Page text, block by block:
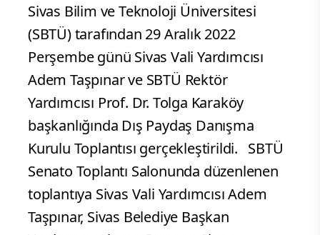
Sivas Bilim ve Teknoloji Üniversitesi
(SBTÜ) tarafından 29 Aralık 2022
Perşembe günü Sivas Vali Yardımcısı
Adem Taşpınar ve SBTÜ Rektör
Yardımcısı Prof. Dr. Tolga Karaköy
başkanlığında Dış Paydaş Danışma
Kurulu Toplantısı gerçekleştirildi. SBTÜ
Senato Toplantı Salonunda düzenlenen
toplantıya Sivas Vali Yardımcısı Adem
Taşpınar, Sivas Belediye Başkan